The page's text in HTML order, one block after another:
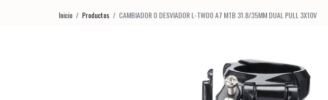
Inicio Productos CAMBIADOR O DESVIADOR L-TWOO A7 MTB 31.8/35MM DUAL PULL 3X10V